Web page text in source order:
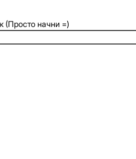
(Просто начни =)